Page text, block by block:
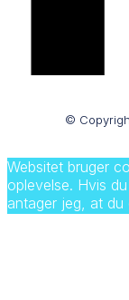
©
Websitet bruger
oplevelse. Hvis
antager jeg, at